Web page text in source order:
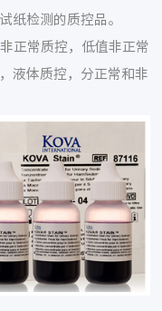
纸检测的质控品。
正常质控，低值非正常
液体质控，分正常和非